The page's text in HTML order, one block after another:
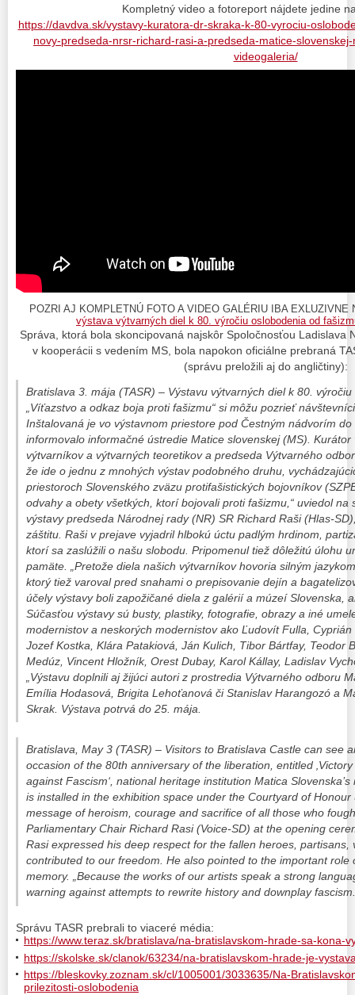
Kompletný video a fotoreport nájdete jedine
https://davdva.sk/vystavy-kuratora-dr-skraka-k-80-vyrociu-
novy-predseda-nrsr-richard-rasi-a-predseda-matice-
videogaleria/
​POZRI AJ KOMPLETNÚ FOTO A VIDEO GALÉRIU IBA EXLUZIVNE
výstava výtvarných diel k 80. výročiu oslobodenia od
Správa, ktorá bola skoncipovaná najskôr Spoločnosťou Ladislava
v kooperácii s vedením MS, bola napokon oficiálne prebraná
(správu preložili aj do angličtiny):
Bratislava 3. mája (TASR) – Výstavu výtvarných diel k 80.
„Víťazstvo a odkaz boja proti fašizmu“ si môžu pozrieť
Inštalovaná je vo výstavnom priestore pod Čestným nádvorím
informovalo informačné ústredie Matice slovenskej (MS). Kurátor
výtvarníkov a výtvarných teoretikov a predseda Výtvarného
že ide o jednu z mnohých výstav podobného druhu,
priestoroch Slovenského zväzu protifašistických bojovníkov
odvahy a obety všetkých, ktorí bojovali proti fašizmu,“ uviedol
výstavy predseda Národnej rady (NR) SR Richard Raši (Hlas-
záštitu. Raši v prejave vyjadril hlbokú úctu padlým hrdinom,
ktorí sa zaslúžili o našu slobodu. Pripomenul tiež dôležitú úlohu
pamäte. „Pretože diela našich výtvarníkov hovoria silným
ktorý tiež varoval pred snahami o prepisovanie dejín a
účely výstavy boli zapožičané diela z galérií a múzeí Slovenska,
Súčasťou výstavy sú busty, plastiky, fotografie, obrazy a iné
modernistov a neskorých modernistov ako Ľudovít Fulla,
Jozef Kostka, Klára Patakiová, Ján Kulich, Tibor Bártfay, Teodor
Medúz, Vincent Hložník, Orest Dubay, Karol Kállay, Ladislav
„Výstavu doplnili aj žijúci autori z prostredia Výtvarného odboru
Emília Hodasová, Brigita Lehoťanová či Stanislav Harangozó a
Skrak. Výstava potrvá do 25. mája.
Bratislava, May 3 (TASR) – Visitors to Bratislava Castle can see
occasion of the 80th anniversary of the liberation, entitled
against Fascism‘, national heritage institution Matica
is installed in the exhibition space under the Courtyard of
message of heroism, courage and sacrifice of all those who
Parliamentary Chair Richard Rasi (Voice-SD) at the opening
Rasi expressed his deep respect for the fallen heroes, partisans,
contributed to our freedom. He also pointed to the important role
memory. „Because the works of our artists speak a strong
warning against attempts to rewrite history and downplay fascism.
Správu TASR prebrali to viaceré média:
https://www.teraz.sk/bratislava/na-bratislavskom-hrade-sa-kona-
https://skolske.sk/clanok/63234/na-bratislavskom-hrade-je-
https://bleskovky.zoznam.sk/cl/1005001/3033635/Na-
prilezitosti-oslobodenia